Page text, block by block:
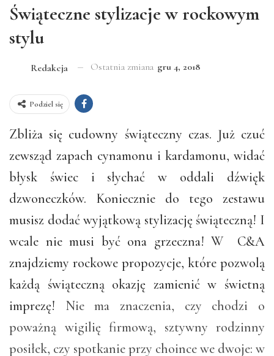
Świąteczne stylizacje w rockowym
stylu
Redakcja Ostatnia zmiana gru 4, 2018
Podziel się
Zbliża się cudowny świąteczny czas. Już czuć
zewsząd zapach cynamonu i kardamonu, widać
błysk świec i słychać w oddali dźwięk
dzwoneczków. Koniecznie do tego zestawu
musisz dodać wyjątkową stylizację świąteczną! I
wcale nie musi być ona grzeczna! W C&A
znajdziemy rockowe propozycje, które pozwolą
każdą świąteczną okazję zamienić w świetną
imprezę! Nie ma znaczenia, czy chodzi o
poważną wigilię firmową, sztywny rodzinny
posiłek, czy spotkanie przy choince we dwoje: w